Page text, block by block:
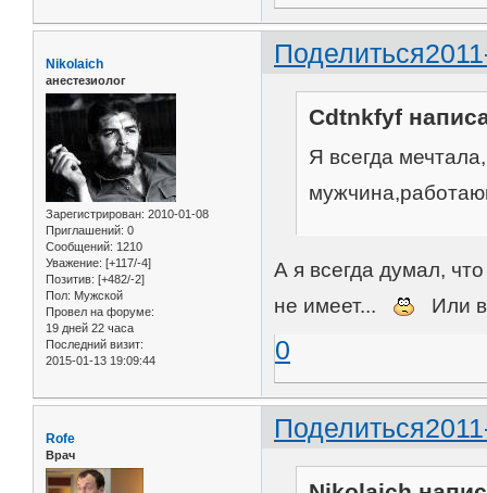
Поделиться
Nikolaich
анестезиолог
Зарегистрирован: 2010-01-08
Приглашений: 0
Сообщений: 1210
Уважение: [+117/-4]
Позитив: [+482/-2]
Пол: Мужской
Провел на форуме:
19 дней 22 часа
Последний визит:
2015-01-13 19:09:44
Cdtnkfyf
Я всегда
А я всегда думал,
не имеет...
Или
0
Поделиться
Rofe
Врач